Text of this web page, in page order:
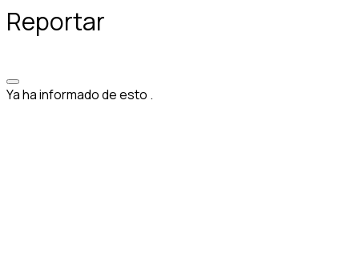
Reportar
Ya ha informado de esto .